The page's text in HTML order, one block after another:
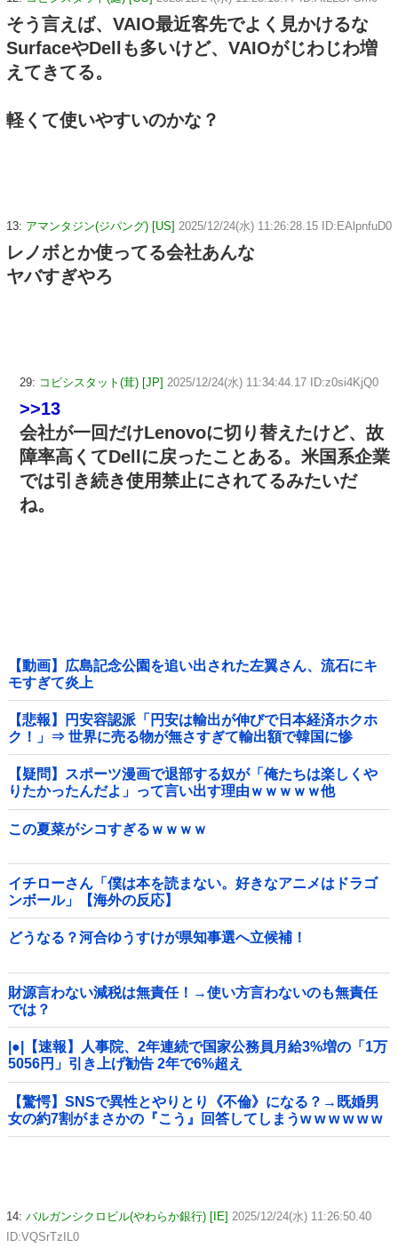
そう言えば、VAIO最近客先でよく見かけるな
SurfaceやDellも多いけど、VAIOがじわじわ増
えてきてる。
軽くて使いやすいのかな？
13: アマンタジン(ジパング) [US] 2025/12/24(水) 11:26:28.15 ID:EAlpnfuD0
レノボとか使ってる会社あんな
ヤバすぎやろ
29: コビシスタット(茸) [JP] 2025/12/24(水) 11:34:44.17 ID:z0si4KjQ0
>>13
会社が一回だけLenovoに切り替えたけど、故
障率高くてDellに戻ったことある。米国系企業
では引き続き使用禁止にされてるみたいだ
ね。
【動画】広島記念公園を追い出された左翼さん、流石にキ
モすぎて炎上
【悲報】円安容認派「円安は輸出が伸びで日本経済ホクホ
ク！」⇒ 世界に売る物が無さすぎて輸出額で韓国に惨
敗・・・
【疑問】スポーツ漫画で退部する奴が「俺たちは楽しくや
りたかったんだよ」って言い出す理由ｗｗｗｗｗ他
この夏菜がシコすぎるｗｗｗｗ
イチローさん「僕は本を読まない。好きなアニメはドラゴ
ンボール」【海外の反応】
どうなる？河合ゆうすけが県知事選へ立候補！
財源言わない減税は無責任！→使い方言わないのも無責任
では？
|●|【速報】人事院、2年連続で国家公務員月給3%増の「1万
5056円」引き上げ勧告 2年で6%超え
【驚愕】SNSで異性とやりとり《不倫》になる？→既婚男
女の約7割がまさかの『こう』回答してしまうw w w w w w
w w
14: バルガンシクロビル(やわらか銀行) [IE] 2025/12/24(水) 11:26:50.40
ID:VQSrTzIL0